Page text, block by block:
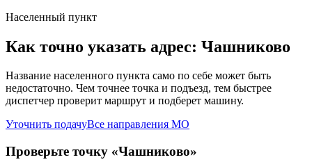
Населенный пункт
Как точно указать адрес: Чашниково
Название населенного пункта само по себе может быть
недостаточно. Чем точнее точка и подъезд, тем быстрее
диспетчер проверит маршрут и подберет машину.
Уточнить подачуВсе направления МО
Проверьте точку «Чашниково»